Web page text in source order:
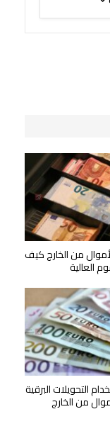
من الخارج كيف
العالية
التحويلات البرقية
من الخارج